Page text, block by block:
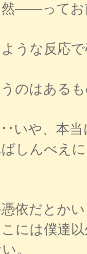
――ってお
うな反応で
のはある
･いや、本
しんべえ
依だとか
には僕達
。